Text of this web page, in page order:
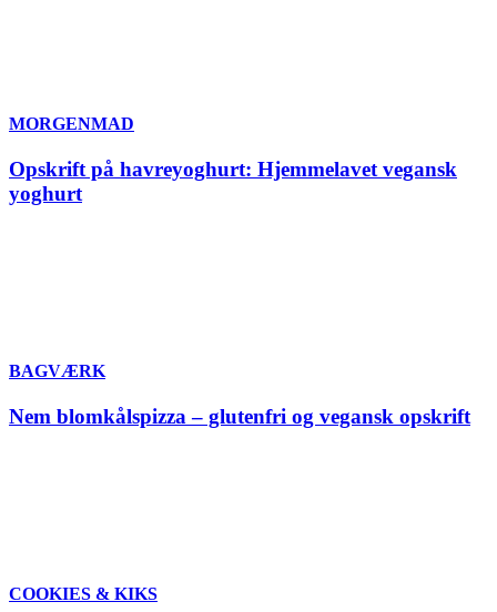
MORGENMAD
Opskrift på havreyoghurt: Hjemmelavet vegansk
yoghurt
BAGVÆRK
Nem blomkålspizza – glutenfri og vegansk opskrift
COOKIES & KIKS